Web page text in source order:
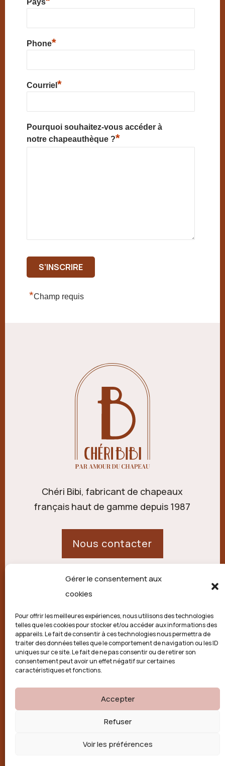
Gérer le consentement aux
cookies
Pour offrir les meilleures expériences, nous utilisons des technologies
telles que les cookies pour stocker et/ou accéder aux informations des
appareils. Le fait de consentir à ces technologies nous permettra de
traiter des données telles que le comportement de navigation ou les ID
uniques sur ce site. Le fait de ne pas consentir ou de retirer son
consentement peut avoir un effet négatif sur certaines
caractéristiques et fonctions.
Accepter
Refuser
Voir les préférences
Pays
Phone*
Courriel *
Pourquoi souhaitez-vous accéder à
notre chapeauthèque ?*
*Champ requis
Chéri Bibi, fabricant de chapeaux
français haut de gamme depuis 1987
Nous contacter
21 route de Palisse,
Politique de confidentialité
Conditions générales